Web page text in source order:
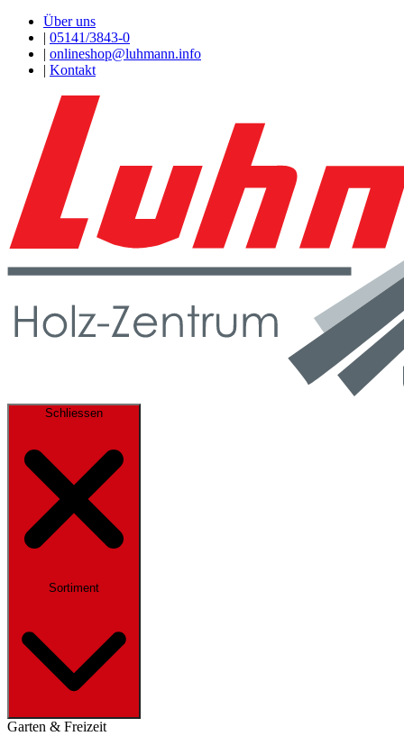
Über uns
| 05141/3843-0
| onlineshop@luhmann.info
| Kontakt
Schliessen
Sortiment
Garten & Freizeit